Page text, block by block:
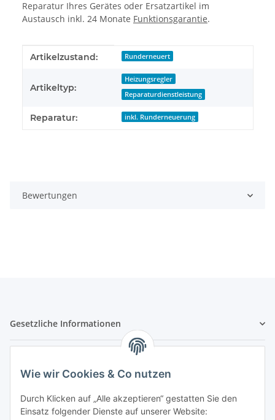
Wie wir Cookies & Co nutzen
Durch Klicken auf „Alle akzeptieren“ gestatten Sie den
Einsatz folgender Dienste auf unserer Website:
Reparatur Ihres Gerätes oder Ersatzartikel im
Austausch inkl. 24 Monate Funktionsgarantie.
Produkteigenschaft
Wert
Artikelzustand: Runderneuert
Artikeltyp:
Heizungsregler
Reparaturdienstleistung
Reparatur: inkl. Runderneuerung
Bewertungen
Gesetzliche Informationen